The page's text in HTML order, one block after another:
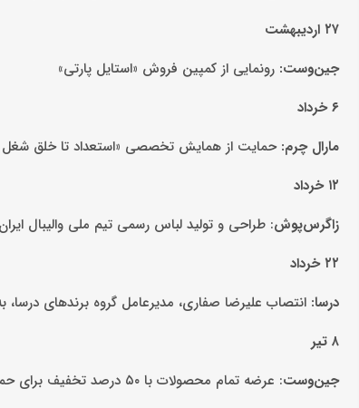
۲۷ اردیبهشت
جین‌وست: رونمایی از کمپین فروش «استایل پارتی»
۶ خرداد
مارال چرم: حمایت از همایش تخصصی «استعداد تا خلق
۱۲ خرداد
زاگرس‌پوش: طراحی و تولید لباس رسمی تیم ملی والیبال
۲۲ خرداد
درسا: انتصاب علیرضا صفاری، مدیرعامل گروه برندهای
۸ تیر
جین‌وست: عرضه تمام محصولات با ۵۰ درصد تخفیف برای حمایت از مشتریان وفادار